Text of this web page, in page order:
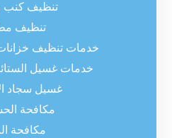
تنظيف كنب
تنظيف
خدمات تنظيف
خدمات غسيل
غسيل سجاد
مكافحة
مكافحة